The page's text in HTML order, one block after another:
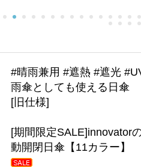
#晴雨兼用 #遮熱 #遮光
雨傘としても使える日傘
[旧仕様]
[期間限定SALE]innovator
動開閉日傘【11カラー】